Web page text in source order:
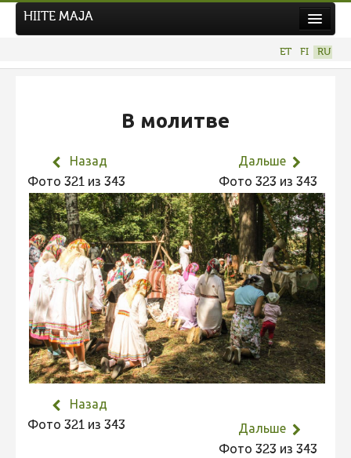
Hiite kuvavõistlus 2026
Фотоконкурс 2025
Не учитываются 2025
Видео 2025
Фотоконкурс 2024
Не учитываются 2024
Видео 2024
Фотоконкурс 2023
Не учитываются 2023
Фотоконкурс 2022
HIITE MAJA
ET FI RU
В молитве
Назад
Фото 321 из 343
Дальше
Фото 323 из 343
Назад
Фото 321 из 343
Дальше
Фото 323 из 343